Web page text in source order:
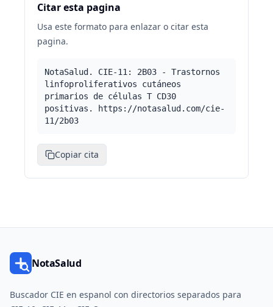
Citar esta pagina
Usa este formato para enlazar o citar esta
pagina.
NotaSalud. CIE-11: 2B03 - Trastornos
linfoproliferativos cutáneos
primarios de células T CD30
positivas. https://notasalud.com/cie-
11/2b03
Copiar cita
NotaSalud
Buscador CIE en espanol con directorios separados para